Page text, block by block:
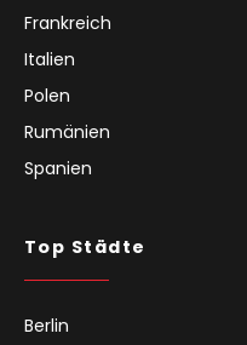
Frankreich
Italien
Polen
Rumänien
Spanien
Top Städte
Berlin